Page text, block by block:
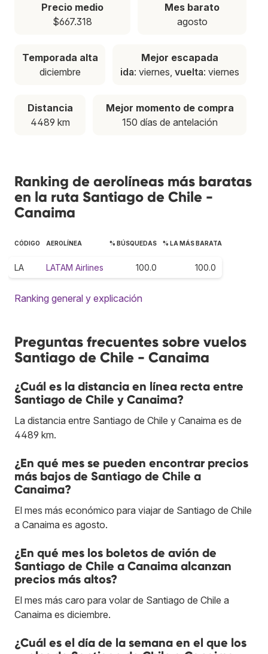
Precio medio
$667.318
Mes barato
agosto
Temporada alta
diciembre
Mejor escapada
ida: viernes, vuelta: viernes
Distancia
4489 km
Mejor momento de compra
150 días de antelación
Ranking de aerolíneas más baratas
en la ruta Santiago de Chile -
Canaima
CÓDIGO AEROLÍNEA % BÚSQUEDAS % LA MÁS BARATA
LA LATAM Airlines 100.0 100.0
Ranking general y explicación
Preguntas frecuentes sobre vuelos
Santiago de Chile - Canaima
¿Cuál es la distancia en línea recta entre
Santiago de Chile y Canaima?
La distancia entre Santiago de Chile y Canaima es de
4489 km.
¿En qué mes se pueden encontrar precios
más bajos de Santiago de Chile a
Canaima?
El mes más económico para viajar de Santiago de Chile
a Canaima es agosto.
¿En qué mes los boletos de avión de
Santiago de Chile a Canaima alcanzan
precios más altos?
El mes más caro para volar de Santiago de Chile a
Canaima es diciembre.
¿Cuál es el día de la semana en el que los